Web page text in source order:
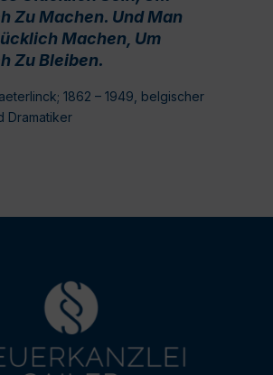
Zu Machen. Und Man
Machen, Um
Zu Bleiben.
1862 – 1949, belgischer
Dramatiker